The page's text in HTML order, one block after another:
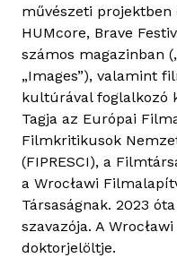
e
v
i
ć
t
a
r
t
a
l
o
művészeti projektben
HUMcore, Brave
számos magazinban
„Images”), valamint
kultúrával foglalkozó
Tagja az Európai
Filmkritikusok
(FIPRESCI), a
a Wrocławi
Társaságnak. 2023
szavazója. A
doktorjelöltje.